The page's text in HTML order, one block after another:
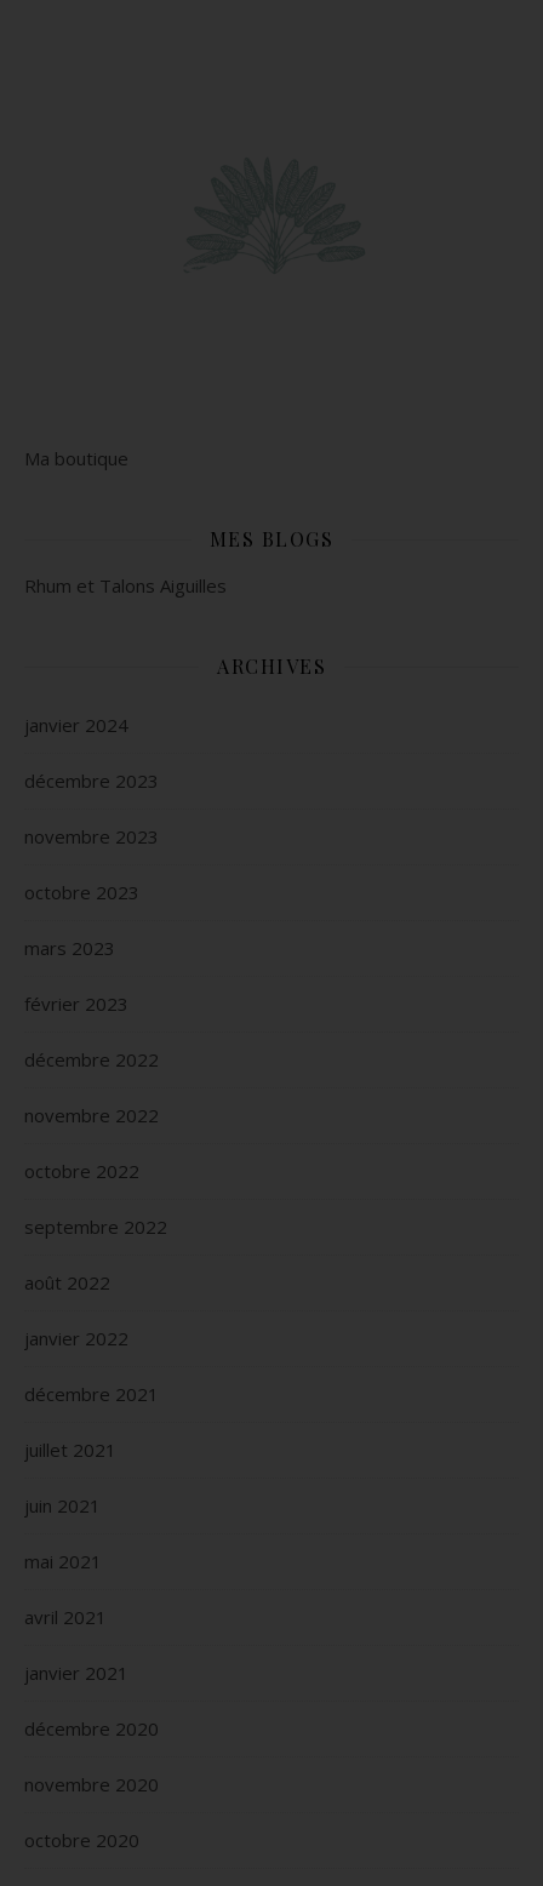
Ma boutique
MES BLOGS
Rhum et Talons Aiguilles
ARCHIVES
janvier 2024
décembre 2023
novembre 2023
octobre 2023
mars 2023
février 2023
décembre 2022
novembre 2022
octobre 2022
septembre 2022
août 2022
janvier 2022
décembre 2021
juillet 2021
juin 2021
mai 2021
avril 2021
janvier 2021
décembre 2020
novembre 2020
octobre 2020